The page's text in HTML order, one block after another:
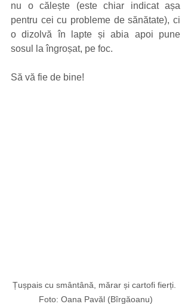
nu o călește (este chiar indicat așa
pentru cei cu probleme de sănătate), ci
o dizolvă în lapte și abia apoi pune
sosul la îngroșat, pe foc.
Să vă fie de bine!
Țușpais cu smântână, mărar și cartofi fierți.
Foto: Oana Pavăl (Bîrgăoanu)